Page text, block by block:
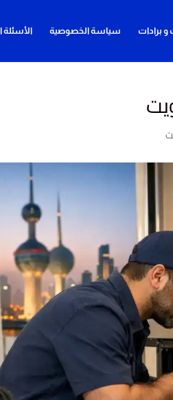
و برادات سياسة الخصوصية الأسئلة